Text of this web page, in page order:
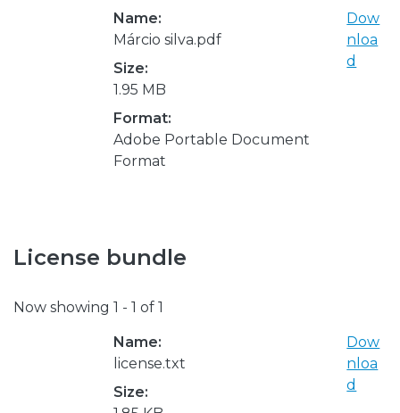
Name:
Márcio silva.pdf
Size:
1.95 MB
Format:
Adobe Portable Document
Format
Dow
nloa
d
License bundle
Now showing 1 - 1 of 1
Name:
license.txt
Size:
Dow
nloa
d